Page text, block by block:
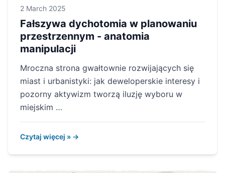
2 March 2025
Fałszywa dychotomia w planowaniu
przestrzennym - anatomia
manipulacji
Mroczna strona gwałtownie rozwijających się
miast i urbanistyki: jak deweloperskie interesy i
pozorny aktywizm tworzą iluzję wyboru w
miejskim …
Czytaj więcej » →